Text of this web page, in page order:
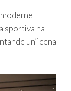
sportiva ha
un’icona